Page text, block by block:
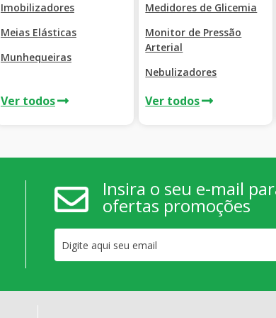
Imobilizadores
Meias Elásticas
Munhequeiras
Ver todos
Medidores de Glicemia
Monitor de Pressão
Arterial
Nebulizadores
Ver todos
Insira o seu e-mail
ofertas promoções